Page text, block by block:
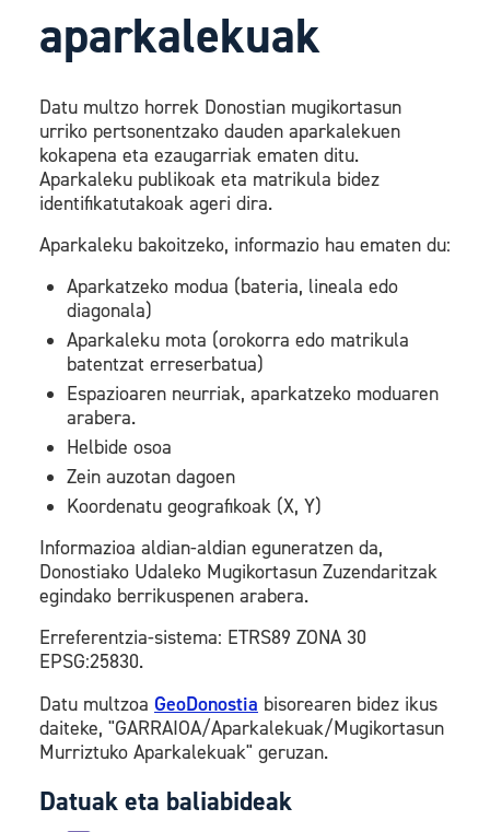
aparkalekuak
Datu multzo horrek Donostian mugikortasun
urriko pertsonentzako dauden aparkalekuen
kokapena eta ezaugarriak ematen ditu.
Aparkaleku publikoak eta matrikula bidez
identifikatutakoak ageri dira.
Aparkaleku bakoitzeko, informazio hau ematen du:
Aparkatzeko modua (bateria, lineala edo
diagonala)
Aparkaleku mota (orokorra edo matrikula
batentzat erreserbatua)
Espazioaren neurriak, aparkatzeko moduaren
arabera.
Helbide osoa
Zein auzotan dagoen
Koordenatu geografikoak (X, Y)
Informazioa aldian-aldian eguneratzen da,
Donostiako Udaleko Mugikortasun Zuzendaritzak
egindako berrikuspenen arabera.
Erreferentzia-sistema: ETRS89 ZONA 30
EPSG:25830.
Datu multzoa GeoDonostia bisorearen bidez ikus
daiteke, "GARRAIOA/Aparkalekuak/Mugikortasun
Murriztuko Aparkalekuak" geruzan.
Datuak eta baliabideak